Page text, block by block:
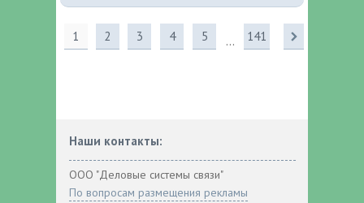
1 2 3 4 5 ... 141
Наши контакты:
ООО "Деловые системы связи"
По вопросам размещения рекламы